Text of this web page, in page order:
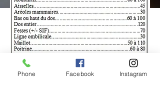
Phone Facebook Instagram